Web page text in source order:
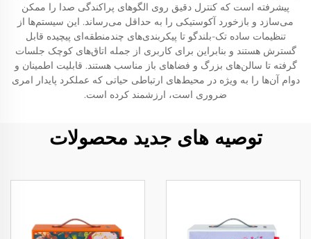
پیشرفته است که کنترل دقیق روی الگوهای پراکندگی صدا را ممکن
می‌سازد و بازخورد آکوستیکی را به حداقل می‌رساند. این سیستم‌ها از
تنظیمات ساده تک-بلندگو تا پیکربندی‌های چندمنطقه‌ای پیچیده قابل
گسترش هستند و بنابراین برای کاربری از جمله اتاق‌های کوچک جلسات
گرفته تا سالن‌های بزرگ و فضاهای باز مناسب هستند. قابلیت اطمینان و
دوام آن‌ها را به ویژه در محیط‌های ارتباطی حیاتی که عملکرد پایدار امری
ضروری است، ارزشمند کرده است.
توصیه های جدید محصولات